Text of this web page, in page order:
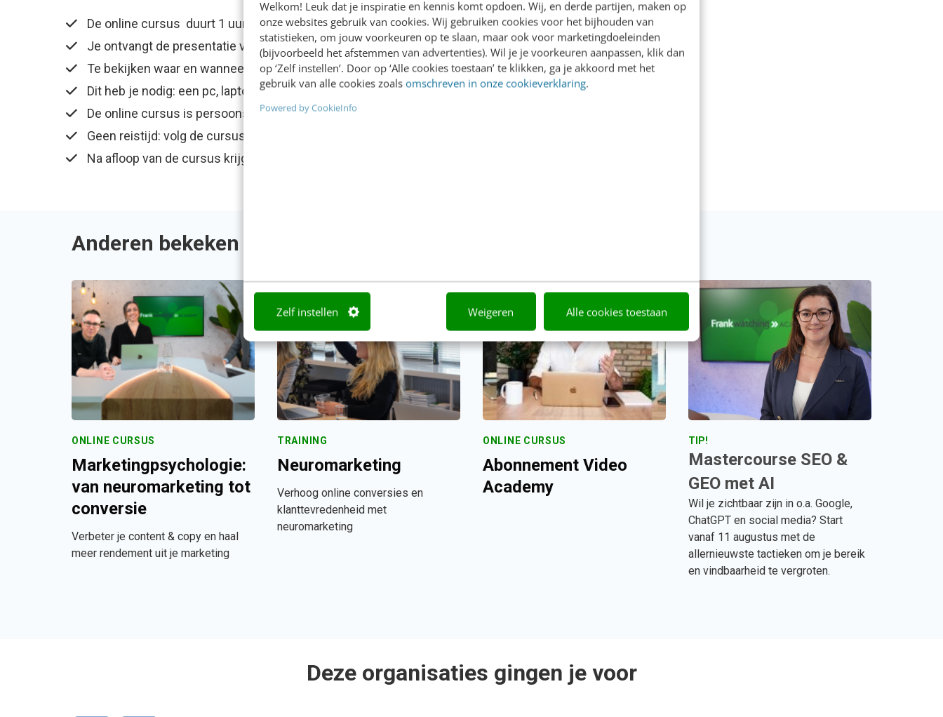
Welkom! Leuk dat je inspiratie en kennis komt opdoen. Wij, en derde partijen, maken op
onze websites gebruik van cookies. Wij gebruiken cookies voor het bijhouden van
statistieken, om jouw voorkeuren op te slaan, maar ook voor marketingdoeleinden
(bijvoorbeeld het afstemmen van advertenties). Wil je je voorkeuren aanpassen, klik dan
op ‘Zelf instellen’. Door op ‘Alle cookies toestaan’ te klikken, ga je akkoord met het
gebruik van alle cookies zoals omschreven in onze cookieverklaring.
Powered by CookieInfo
Zelf instellen Weigeren Alle cookies toestaan
De online cursus duurt 1 uur.
Je ontvangt de presentatie van de trainer en de opname van de cursus in je mailbox.
Te bekijken waar en wanneer jij wil.
Dit heb je nodig: een pc, laptop of tablet met internetverbinding.
De online cursus is persoonsgebonden en blijft 12 maanden lang beschikbaar.
Geen reistijd: volg de cursus op kantoor of lekker thuis op de bank.
Na afloop van de cursus krijg je een evaluatieformulier toegestuurd.
Anderen bekeken ook
ONLINE CURSUS
Marketingpsychologie:
van neuromarketing tot
conversie
Verbeter je content & copy en haal
meer rendement uit je marketing
TRAINING
Neuromarketing
Verhoog online conversies en
klanttevredenheid met
neuromarketing
ONLINE CURSUS
Abonnement Video
Academy
TIP!
Mastercourse SEO &
GEO met AI
Wil je zichtbaar zijn in o.a. Google,
ChatGPT en social media? Start
vanaf 11 augustus met de
allernieuwste tactieken om je bereik
en vindbaarheid te vergroten.
Deze organisaties gingen je voor